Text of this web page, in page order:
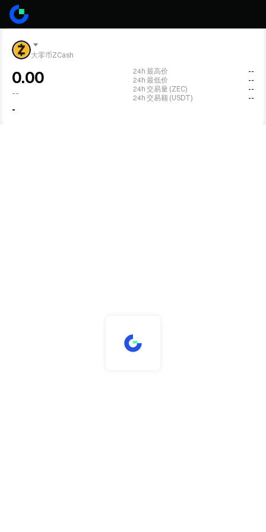
大零币ZCash
0.00
--
-
24h 最高价
--
24h 最低价
--
24h 交易量 (ZEC)
--
24h 交易额 (USDT)
--